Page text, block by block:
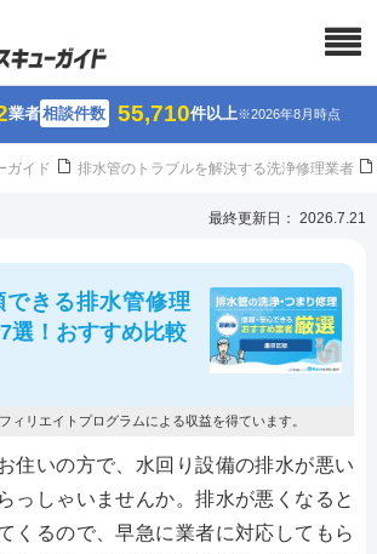
業者相談件数 55,710件以上※2026年8月時点
ガイド 排水管のトラブルを解決する洗浄修理業者
最終更新日： 2026.7.21
きる排水管修理
選！おすすめ比較
ィリエイトプログラムによる収益を得ています。
住いの方で、水回り設備の排水が悪い
っしゃいませんか。排水が悪くなると
くるので、早急に業者に対応してもら